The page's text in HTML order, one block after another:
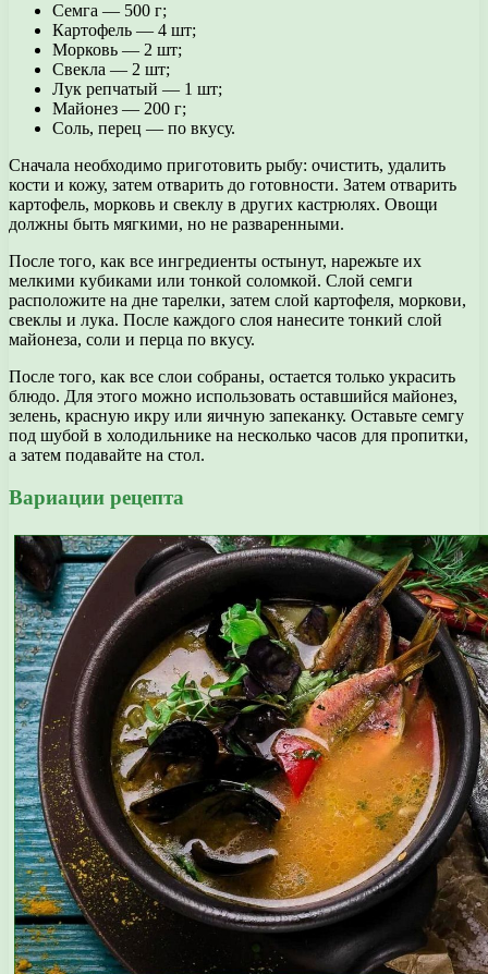
Семга — 500 г;
Картофель — 4 шт;
Морковь — 2 шт;
Свекла — 2 шт;
Лук репчатый — 1 шт;
Майонез — 200 г;
Соль, перец — по вкусу.
Сначала необходимо приготовить рыбу: очистить, удалить
кости и кожу, затем отварить до готовности. Затем отварить
картофель, морковь и свеклу в других кастрюлях. Овощи
должны быть мягкими, но не разваренными.
После того, как все ингредиенты остынут, нарежьте их
мелкими кубиками или тонкой соломкой. Слой семги
расположите на дне тарелки, затем слой картофеля, моркови,
свеклы и лука. После каждого слоя нанесите тонкий слой
майонеза, соли и перца по вкусу.
После того, как все слои собраны, остается только украсить
блюдо. Для этого можно использовать оставшийся майонез,
зелень, красную икру или яичную запеканку. Оставьте семгу
под шубой в холодильнике на несколько часов для пропитки,
а затем подавайте на стол.
Вариации рецепта